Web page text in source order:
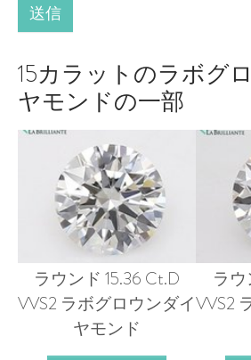
送信
15カラットのラボグ
ヤモンドの一部
ラウンド 15.36 Ct.D
VVS2 ラボグロウンダイ
ヤモンド
ラウ
VVS2